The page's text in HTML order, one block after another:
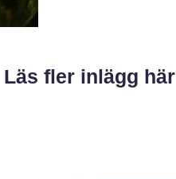
Läs fler inlägg här